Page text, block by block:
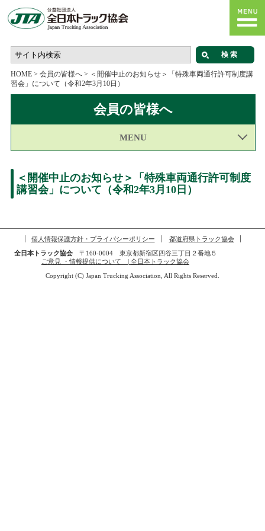
HOME> 会員の皆様へ> ＜開催中止のお知らせ＞「特殊車両通行許可制度講
習会」について（令和2年3月10日）
会員の皆様へ
MENU
＜開催中止のお知らせ＞「特殊車両通行許可制度
講習会」について（令和2年3月10日）
個人情報保護方針・プライバシーポリシー
都道府県トラック協会
全日本トラック協会〒160-0004 東京都新宿区四谷三丁目２番地５
ご意見 ・情報提供について | 全日本トラック協会
Copyright (C) Japan Trucking Association, All Rights Reserved.